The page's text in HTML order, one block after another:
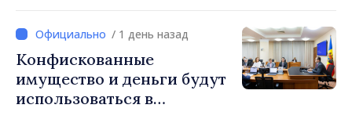
Великобритании и
Северной Ирландии Ферн
Хорин
/ 1 день назад
Конфискованные
имущество и деньги будут
использоваться в